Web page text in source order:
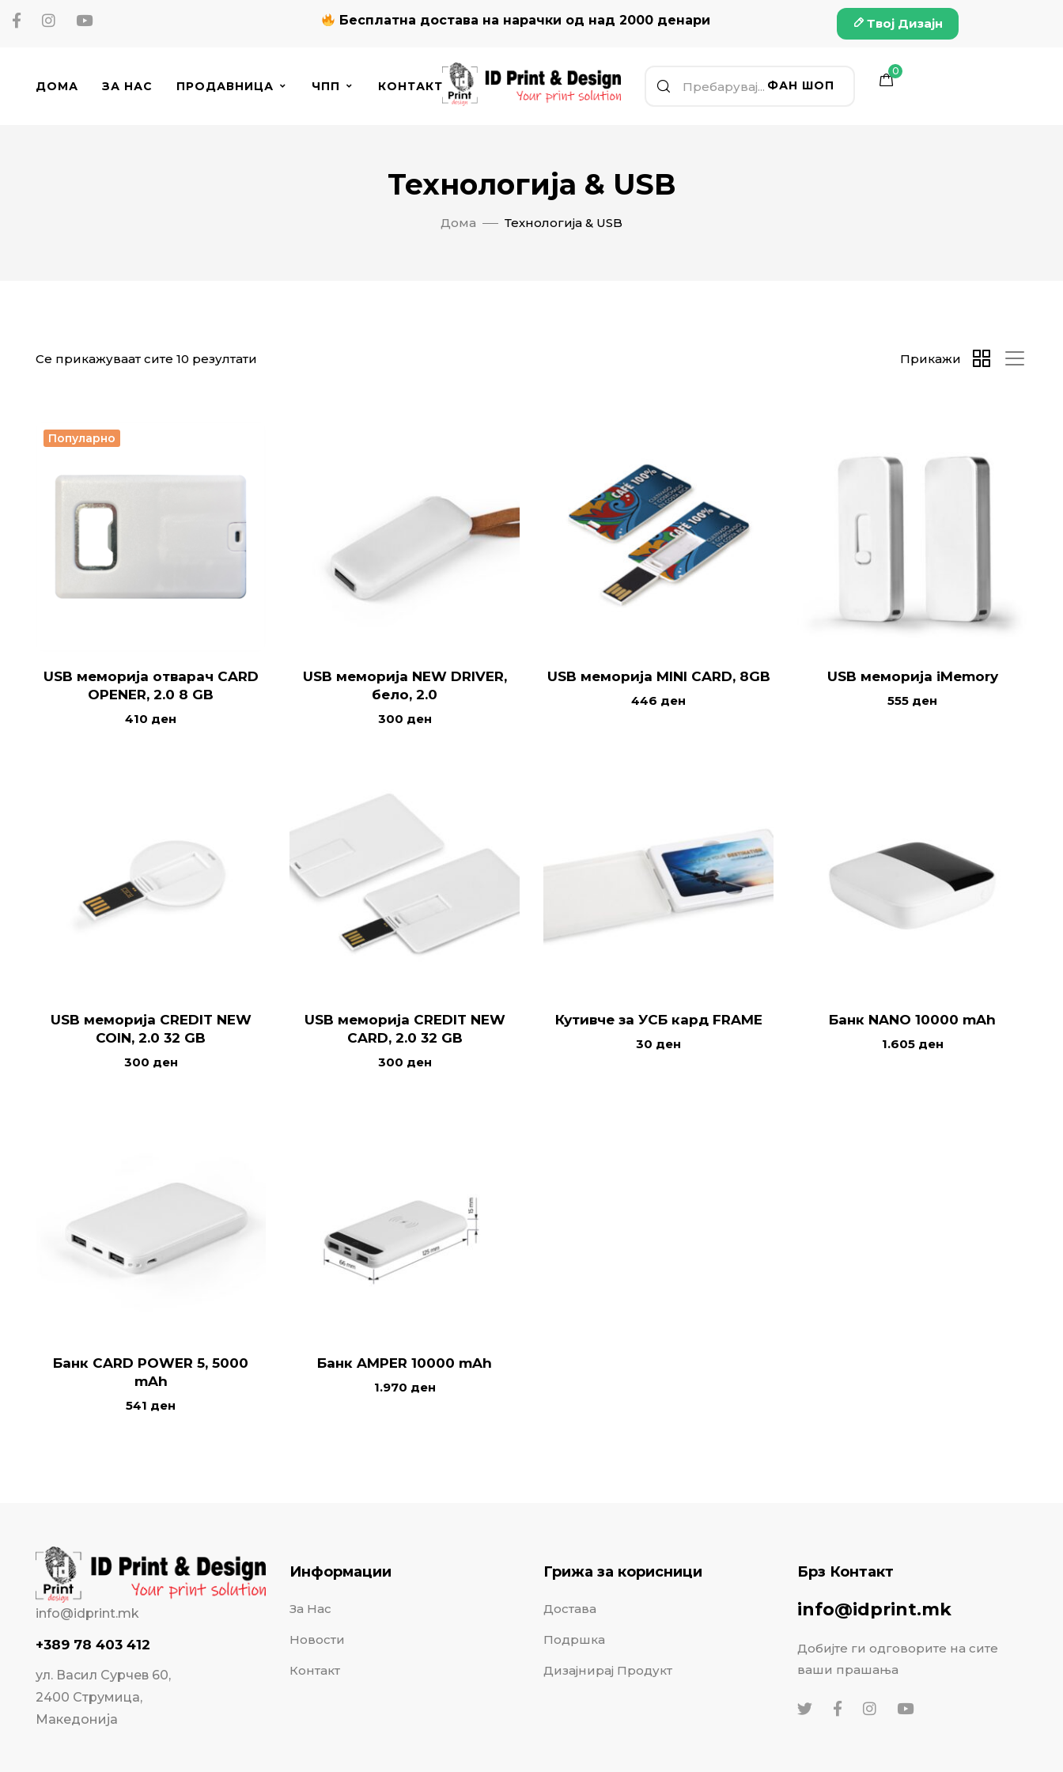
Бесплатна достава на нарачки од над 2000 денари Твој Дизајн
ДОМА ЗА НАС ПРОДАВНИЦА ЧПП КОНТАКТ ФАН ШОП
0
Технологија & USB
Дома Технологија & USB
Се прикажуваат сите 10 резултати Прикажи
Популарно
USB меморија отварач CARD
OPENER, 2.0 8 GB
410 ден
USB меморија NEW DRIVER,
бело, 2.0
300 ден
USB меморија MINI CARD, 8GB
446 ден
USB меморија iMemory
555 ден
USB меморија CREDIT NEW
COIN, 2.0 32 GB
300 ден
USB меморија CREDIT NEW
CARD, 2.0 32 GB
300 ден
Кутивче за УСБ кард FRAME
30 ден
Банк NANO 10000 mAh
1.605 ден
Банк CARD POWER 5, 5000
mAh
541 ден
Банк AMPER 10000 mAh
1.970 ден
info@idprint.mk
+389 78 403 412
ул. Васил Сурчев 60,
2400 Струмица,
Македонија
Информации
За Нас
Новости
Контакт
Грижа за корисници
Достава
Подршка
Дизајнирај Продукт
Брз Контакт
info@idprint.mk
Добијте ги одговорите на сите
ваши прашања